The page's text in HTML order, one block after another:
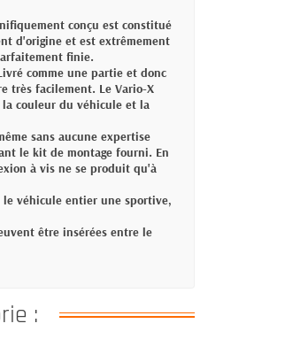
conçu est constitué
d'origine et est extrêmement
finie.
comme une partie et donc
très facilement. Le Vario-X
couleur du véhicule et la
sans aucune expertise
le kit de montage fourni. En
à vis ne se produit qu'à
le véhicule entier une sportive,
être insérées entre le
: